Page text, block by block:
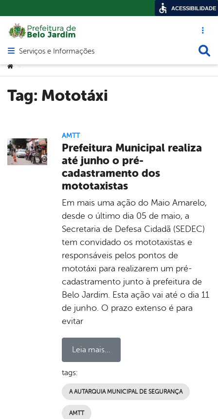
Acesso
Abrir menu principal de navegação
Serviços e Informações
Você está aqui:
>
Tag: Mototáxi
AMTT
Prefeitura Municipal realiza
até junho o pré-
cadastramento dos
mototaxistas
Em mais uma ação do Maio Amarelo,
desde o último dia 05 de maio, a
Secretaria de Defesa Cidadã (SEDEC)
tem convidado os mototaxistas e
responsáveis pelos pontos de
mototáxi para realizarem um pré-
cadastramento junto à prefeitura de
Belo Jardim. Esta ação vai até o dia 11
de junho. O prazo extenso é para
evitar
Leia mais...
tags:
A AUTARQUIA MUNICIPAL DE SEGURANÇA
AMTT
ACESSIBILIDADE